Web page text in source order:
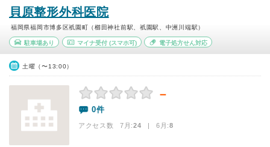
貝原整形外科医院
福岡県福岡市博多区祇園町（櫛田神社前駅、祇園駅、中洲川端駅）
駐車場あり マイナ受付(スマホ可) 電子処方せん対応
土曜（〜13:00）
－
0件
アクセス数 7月:24 | 6月:8